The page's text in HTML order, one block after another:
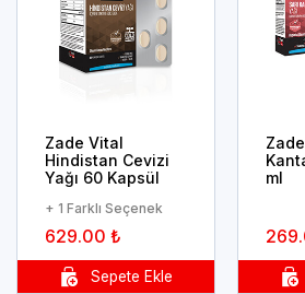
Zade Vital
Hindistan Cevizi
Yağı 60 Kapsül
+ 1 Farklı Seçenek
629.00 ₺
ml